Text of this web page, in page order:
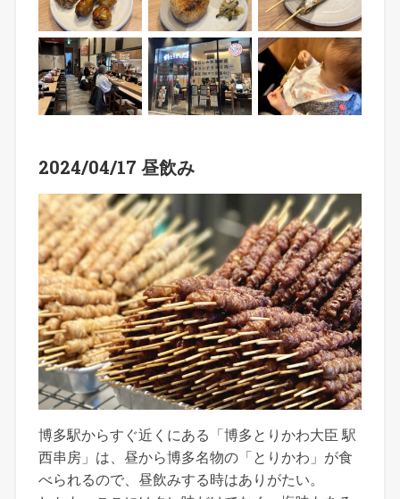
2024/04/17 昼飲み
博多駅からすぐ近くにある「博多とりかわ大臣 駅
西串房」は、昼から博多名物の「とりかわ」が食
べられるので、昼飲みする時はありがたい。